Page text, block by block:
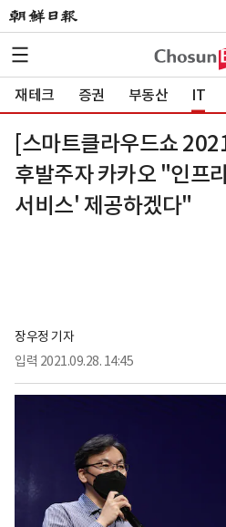
재테크 증권 부동산 IT
[스마트클라우드쇼
후발주자 카카오 "인프
서비스' 제공하겠다"
장우정 기자
입력 2021.09.28. 14:45